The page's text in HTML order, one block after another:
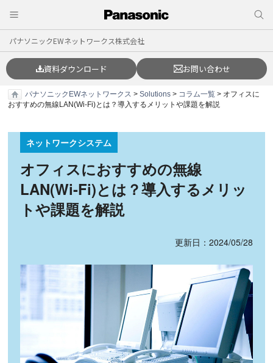
パナソニックEWネットワークス株式会社
資料ダウンロード お問い合わせ
パナソニックEWネットワークス >Solutions > コラム一覧 > オフィスに
おすすめの無線LAN(Wi-Fi)とは？導入するメリットや課題を解説
ネットワークシステム
オフィスにおすすめの無線
LAN(Wi-Fi)とは？導入するメリッ
トや課題を解説
更新日：2024/05/28